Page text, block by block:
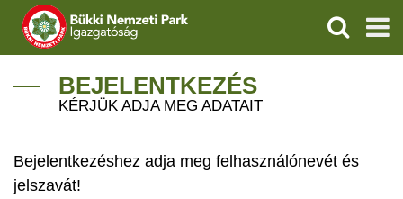
IGAZGATÓSÁG
VÍZVÉDELEM
KERESÉS
BEJELENTKEZÉS
KÉRJÜK ADJA MEG ADATAIT
Bejelentkezéshez adja meg felhasználónevét és
jelszavát!